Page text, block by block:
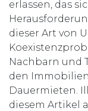
erlassen, das
dieser Art von
Nachbarn und
den
Dauermieten.
diesem Artikel